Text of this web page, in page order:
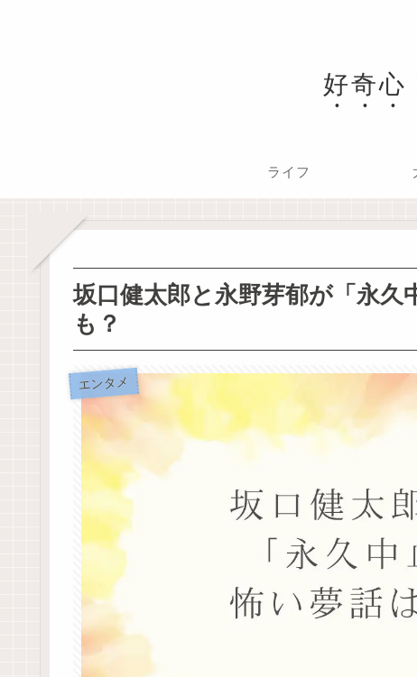
好奇心
ライフ
坂口健太郎と永野芽郁が「永久
も？
エンタメ